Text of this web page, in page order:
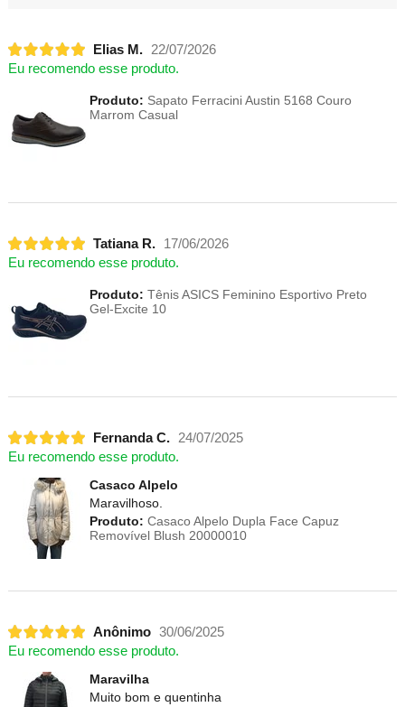
Elias M.
22/07/2026
Eu recomendo esse produto.
Produto: Sapato Ferracini Austin 5168 Couro
Marrom Casual
Tatiana R.
17/06/2026
Eu recomendo esse produto.
Produto: Tênis ASICS Feminino Esportivo Preto
Gel-Excite 10
Fernanda C.
24/07/2025
Eu recomendo esse produto.
Casaco Alpelo
Maravilhoso.
Produto: Casaco Alpelo Dupla Face Capuz
Removível Blush 20000010
Anônimo 30/06/2025
Eu recomendo esse produto.
Maravilha
Muito bom e quentinha